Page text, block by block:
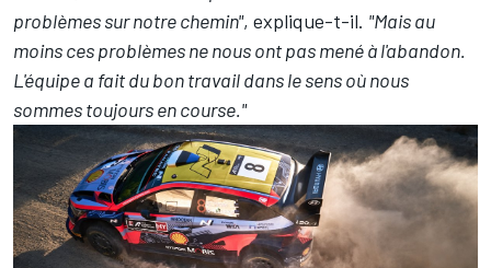
problèmes sur notre chemin", explique-t-il. "Mais au
moins ces problèmes ne nous ont pas mené à l'abandon.
L'équipe a fait du bon travail dans le sens où nous
sommes toujours en course."